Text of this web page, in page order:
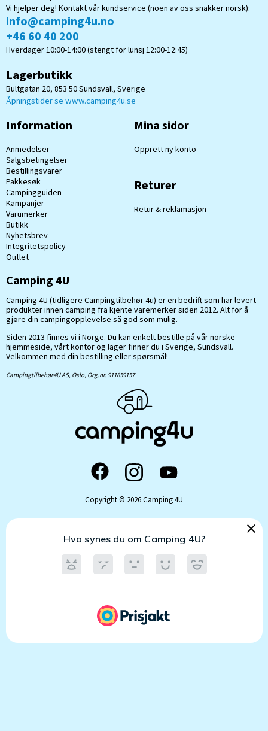
Vi hjelper deg! Kontakt vår kundservice (noen av oss snakker norsk):
info@camping4u.no
+46 60 40 200
Hverdager 10:00-14:00 (stengt for lunsj 12:00-12:45)
Lagerbutikk
Bultgatan 20, 853 50 Sundsvall, Sverige
Åpningstider se www.camping4u.se
Information
Anmedelser
Salgsbetingelser
Bestillingsvarer
Pakkesøk
Campingguiden
Kampanjer
Varumerker
Butikk
Nyhetsbrev
Integritetspolicy
Outlet
Mina sidor
Opprett ny konto
Returer
Retur & reklamasjon
Camping 4U
Camping 4U (tidligere Campingtilbehør 4u) er en bedrift som har levert
produkter innen camping fra kjente varemerker siden 2012. Alt for å
gjøre din campingopplevelse så god som mulig.
Siden 2013 finnes vi i Norge. Du kan enkelt bestille på vår norske
hjemmeside, vårt kontor og lager finner du i Sverige, Sundsvall.
Velkommen med din bestilling eller spørsmål!
Campingtilbehør4U AS, Oslo, Org.nr. 911859157
Copyright © 2026 Camping 4U